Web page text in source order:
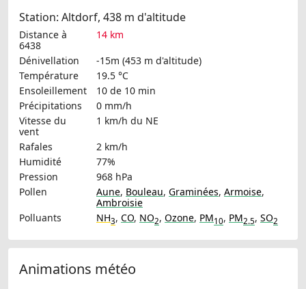
Station: Altdorf, 438 m d'altitude
Distance à
6438
14 km
Dénivellation
-15m (453 m d'altitude)
Température
19.5 °C
Ensoleillement
10 de 10 min
Précipitations
0 mm/h
Vitesse du
vent
1 km/h du NE
Rafales
2 km/h
Humidité
77%
Pression
968 hPa
Pollen
Aune, Bouleau, Graminées, Armoise,
Ambroisie
Polluants
NH3, CO, NO2, Ozone, PM10, PM2.5, SO2
Animations météo